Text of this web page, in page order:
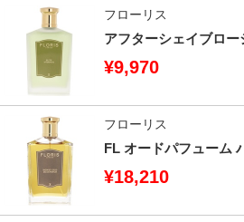
フローリス
アフターシェイブロー
¥9,970
フローリス
FL オードパフューム
¥18,210